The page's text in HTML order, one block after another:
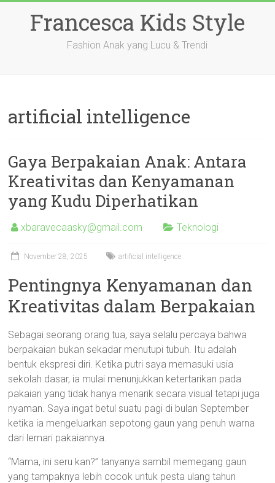
contentFrancesca Kids Style
Fashion Anak yang Lucu & Trendi
artificial intelligence
Gaya Berpakaian Anak: Antara
Kreativitas dan Kenyamanan
yang Kudu Diperhatikan
xbaravecaasky@gmail.com Teknologi
November 28, 2025 artificial intelligence
Pentingnya Kenyamanan dan
Kreativitas dalam Berpakaian
Sebagai seorang orang tua, saya selalu percaya bahwa
berpakaian bukan sekadar menutupi tubuh. Itu adalah
bentuk ekspresi diri. Ketika putri saya memasuki usia
sekolah dasar, ia mulai menunjukkan ketertarikan pada
pakaian yang tidak hanya menarik secara visual tetapi juga
nyaman. Saya ingat betul suatu pagi di bulan September
ketika ia mengeluarkan sepotong gaun yang penuh warna
dari lemari pakaiannya.
“Mama, ini seru kan?” tanyanya sambil memegang gaun
yang tampaknya lebih cocok untuk pesta ulang tahun